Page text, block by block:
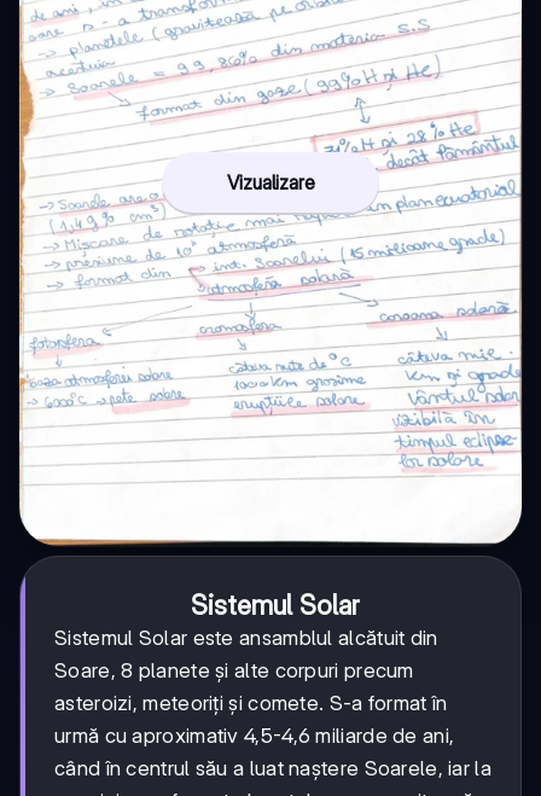
Vizualizare
Sistemul Solar
Sistemul Solar este ansamblul alcătuit din
Soare, 8 planete și alte corpuri precum
asteroizi, meteoriți și comete. S-a format în
urmă cu aproximativ 4,5-4,6 miliarde de ani,
când în centrul său a luat naștere Soarele, iar la